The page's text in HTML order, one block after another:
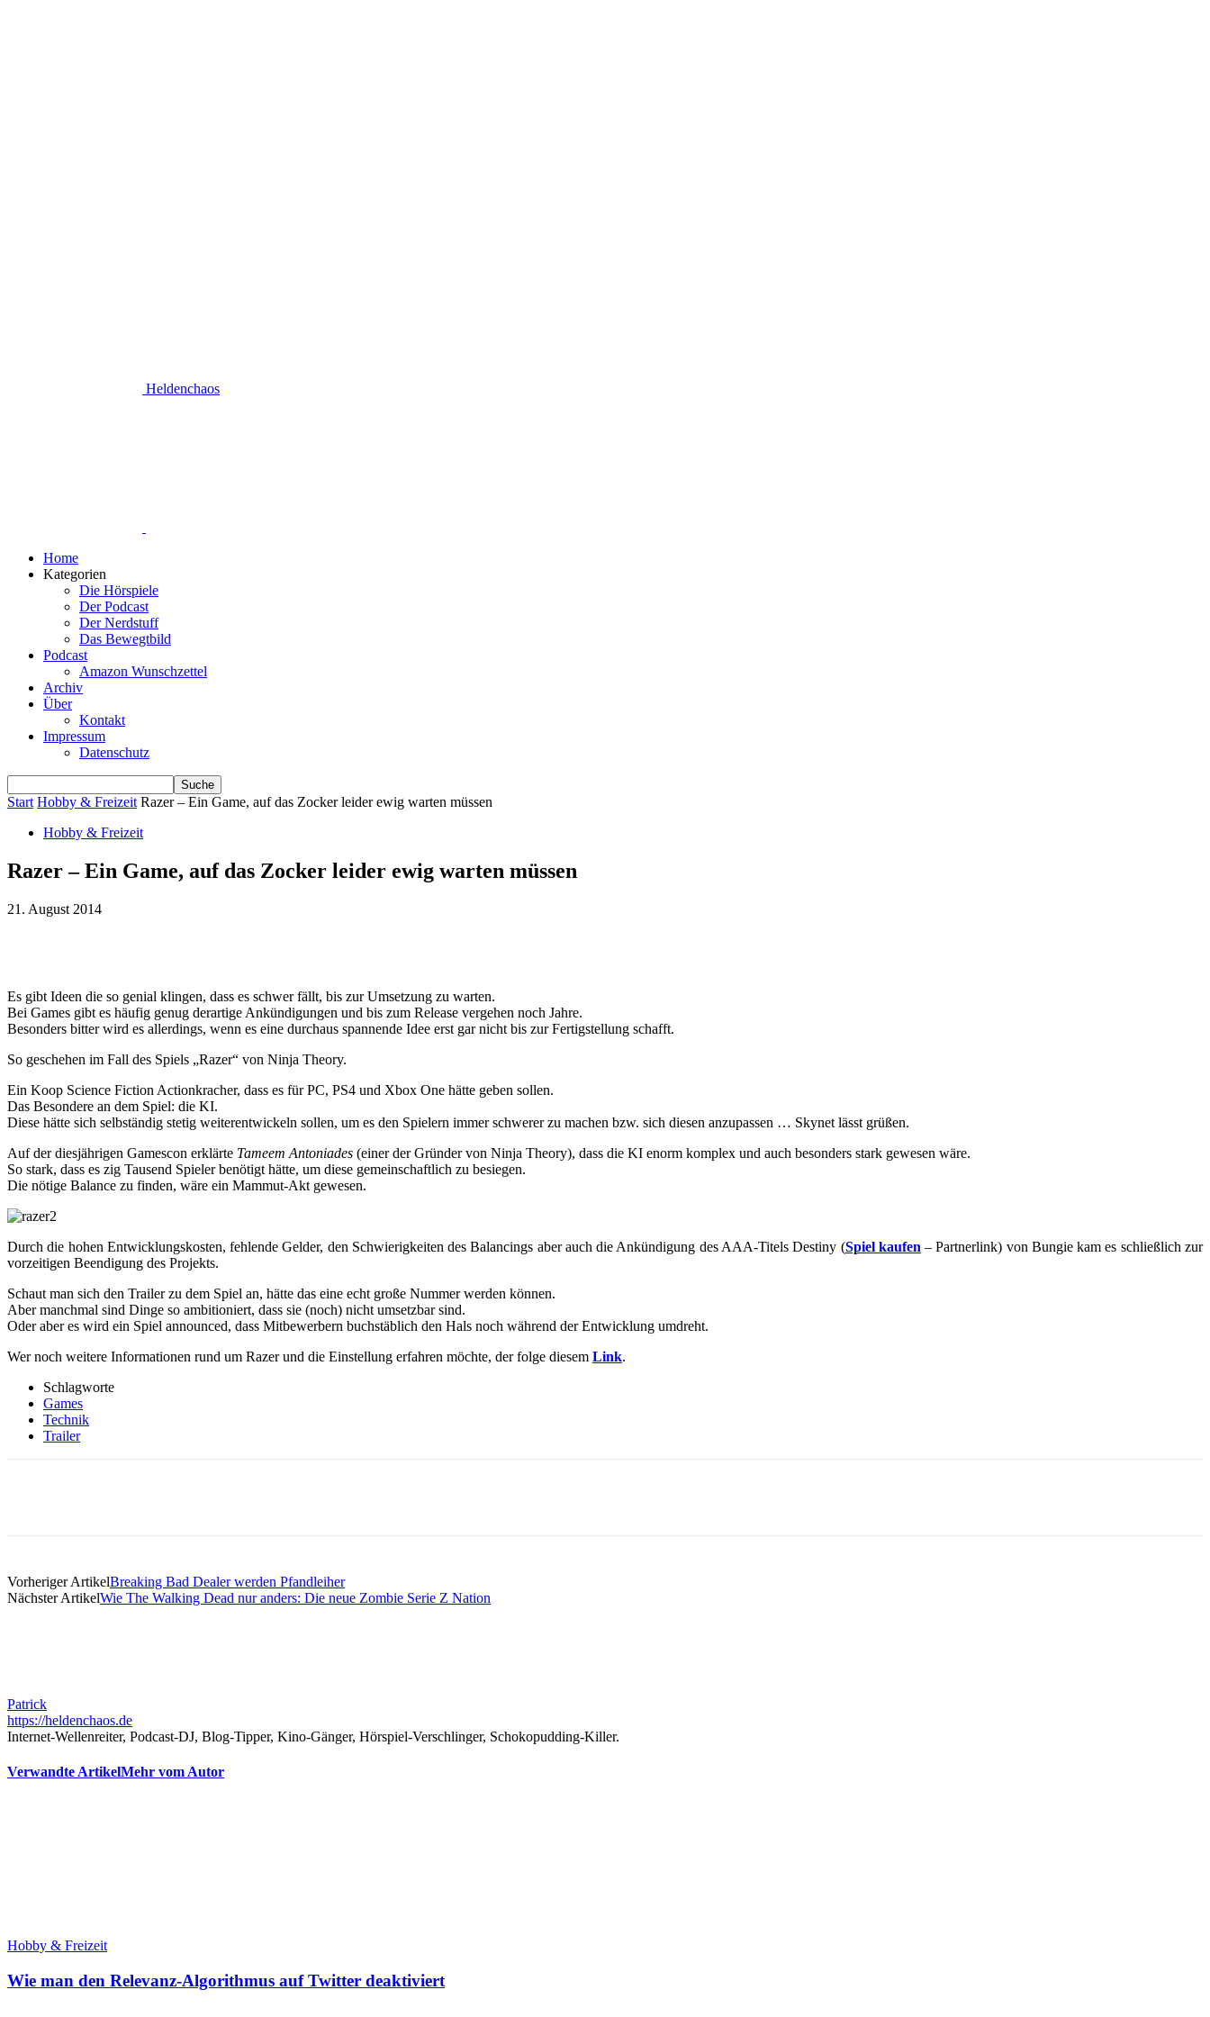
Heldenchaos
Home
Kategorien
Die Hörspiele
Der Podcast
Der Nerdstuff
Das Bewegtbild
Podcast
Amazon Wunschzettel
Archiv
Über
Kontakt
Impressum
Datenschutz
Start Hobby & Freizeit Razer – Ein Game, auf das Zocker leider ewig warten müssen
Hobby & Freizeit
Razer – Ein Game, auf das Zocker leider ewig warten müssen
21. August 2014
Es gibt Ideen die so genial klingen, dass es schwer fällt, bis zur Umsetzung zu warten.
Bei Games gibt es häufig genug derartige Ankündigungen und bis zum Release vergehen noch Jahre.
Besonders bitter wird es allerdings, wenn es eine durchaus spannende Idee erst gar nicht bis zur Fertigstellung schafft.
So geschehen im Fall des Spiels „Razer“ von Ninja Theory.
Ein Koop Science Fiction Actionkracher, dass es für PC, PS4 und Xbox One hätte geben sollen.
Das Besondere an dem Spiel: die KI.
Diese hätte sich selbständig stetig weiterentwickeln sollen, um es den Spielern immer schwerer zu machen bzw. sich diesen anzupassen … Skynet lässt grüßen.
Auf der diesjährigen Gamescon erklärte Tameem Antoniades (einer der Gründer von Ninja Theory), dass die KI enorm komplex und auch besonders stark gewesen wäre.
So stark, dass es zig Tausend Spieler benötigt hätte, um diese gemeinschaftlich zu besiegen.
Die nötige Balance zu finden, wäre ein Mammut-Akt gewesen.
Durch die hohen Entwicklungskosten, fehlende Gelder, den Schwierigkeiten des Balancings aber auch die Ankündigung des AAA-Titels Destiny (Spiel kaufen – Partnerlink) von Bungie kam es schließlich zur
vorzeitigen Beendigung des Projekts.
Schaut man sich den Trailer zu dem Spiel an, hätte das eine echt große Nummer werden können.
Aber manchmal sind Dinge so ambitioniert, dass sie (noch) nicht umsetzbar sind.
Oder aber es wird ein Spiel announced, dass Mitbewerbern buchstäblich den Hals noch während der Entwicklung umdreht.
Wer noch weitere Informationen rund um Razer und die Einstellung erfahren möchte, der folge diesem Link.
Schlagworte
Games
Technik
Trailer
Vorheriger ArtikelBreaking Bad Dealer werden Pfandleiher
Nächster ArtikelWie The Walking Dead nur anders: Die neue Zombie Serie Z Nation
Patrick
https://heldenchaos.de
Internet-Wellenreiter, Podcast-DJ, Blog-Tipper, Kino-Gänger, Hörspiel-Verschlinger, Schokopudding-Killer.
Verwandte ArtikelMehr vom Autor
Hobby & Freizeit
Wie man den Relevanz-Algorithmus auf Twitter deaktiviert